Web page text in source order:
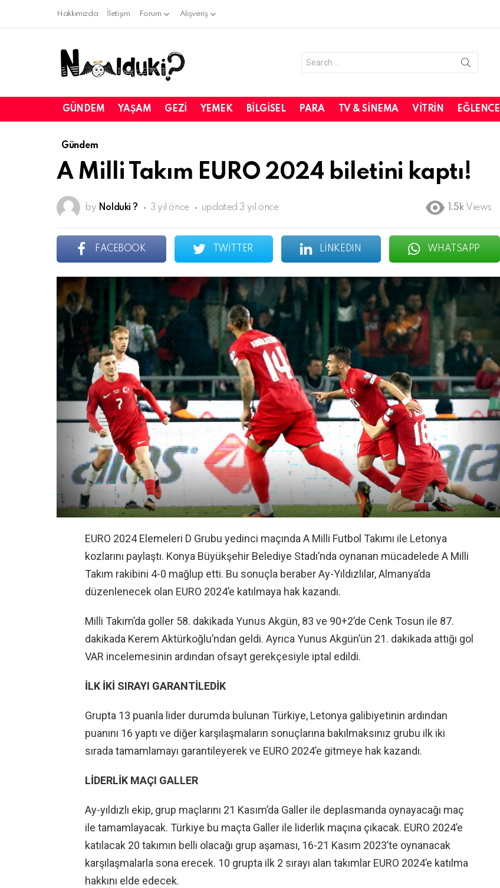
Hakkımızda İletişim Forum Alışveriş
for:
GÜNDEM YAŞAM GEZI YEMEK BILGISEL PARA TV & SINEMA VITRIN EĞLENCE
Gündem
A Milli Takım EURO 2024 biletini kaptı!
by Nolduki ? 3 yıl önce updated 3 yıl önce 1.5k Views
FACEBOOK TWITTER LINKEDIN WHATSAPP
EURO 2024 Elemeleri D Grubu yedinci maçında A Milli Futbol Takımı ile Letonya
kozlarını paylaştı. Konya Büyükşehir Belediye Stadı’nda oynanan mücadelede A Milli
Takım rakibini 4-0 mağlup etti. Bu sonuçla beraber Ay-Yıldızlılar, Almanya’da
düzenlenecek olan EURO 2024’e katılmaya hak kazandı.
Milli Takım’da goller 58. dakikada Yunus Akgün, 83 ve 90+2’de Cenk Tosun ile 87.
dakikada Kerem Aktürkoğlu’ndan geldi. Ayrıca Yunus Akgün’ün 21. dakikada attığı gol
VAR incelemesinin ardından ofsayt gerekçesiyle iptal edildi.
İLK İKİ SIRAYI GARANTİLEDİK
Grupta 13 puanla lider durumda bulunan Türkiye, Letonya galibiyetinin ardından
puanını 16 yaptı ve diğer karşılaşmaların sonuçlarına bakılmaksınız grubu ilk iki
sırada tamamlamayı garantileyerek ve EURO 2024’e gitmeye hak kazandı.
LİDERLİK MAÇI GALLER
Ay-yıldızlı ekip, grup maçlarını 21 Kasım’da Galler ile deplasmanda oynayacağı maç
ile tamamlayacak. Türkiye bu maçta Galler ile liderlik maçına çıkacak. EURO 2024’e
katılacak 20 takımın belli olacağı grup aşaması, 16-21 Kasım 2023’te oynanacak
karşılaşmalarla sona erecek. 10 grupta ilk 2 sırayı alan takımlar EURO 2024’e katılma
hakkını elde edecek.